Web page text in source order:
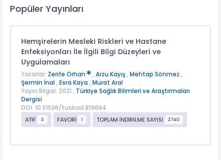
Popüler Yayınları
Hemşirelerin Mesleki Riskleri ve Hastane
Enfeksiyonları İle İlgili Bilgi Düzeyleri ve
Uygulamaları
Yazarlar: Zerife Orhan , Arzu Kayış, Mehtap Sönmez ,
Şermin İnal , Esra Kaya , Murat Aral
Yayın Bilgisi: 2021 , Türkiye Sağlık Bilimleri ve Araştırmaları
Dergisi
DOI: 10.51536/tusbad.819684
ATIF
3 FAVORİ 1 TOPLAM İNDİRİLME SAYISI 2740